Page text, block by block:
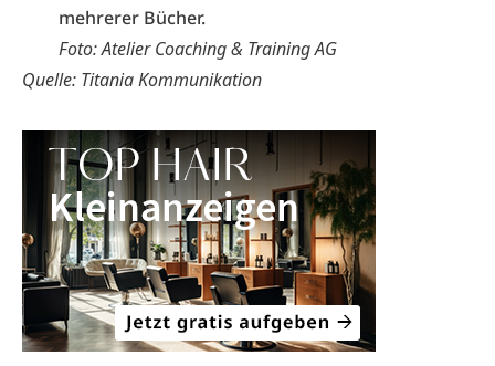
mehrerer Bücher.
Foto: Atelier Coaching & Training AG
Quelle: Titania Kommunikation